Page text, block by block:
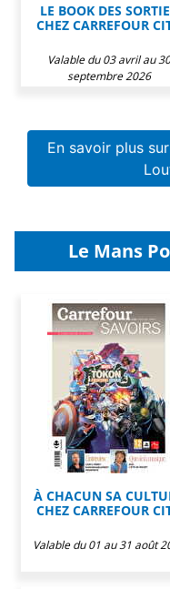
LE BOOK DES
CHEZ CARREFOUR
Valable du 03 avril au 30
septembre 2026
En savoir plus
Le Mans
À CHACUN SA
CHEZ CARREFOUR
Valable du 01 au 31 août